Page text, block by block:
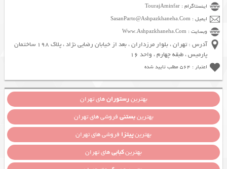
اینستاگرام : TourajAminfar
ایمیل : SasanParto@Ashpazkhaneha.Com
وبسایت : Www.Ashpazkhaneha.Com
آدرس : تهران ، بلوار مرزداران ، بعد از خیابان رضایی نژاد ، پلاک 198 ساختمان
پارمیس ، طبقه چهارم ، واحد 16
اعتبار : 564 مطلب تایید شده
بهترینرستورانهای تهران
بهترینبستنی فروشی های تهران
بهترینپیتزا فروشی های تهران
بهترینکبابیهای تهران